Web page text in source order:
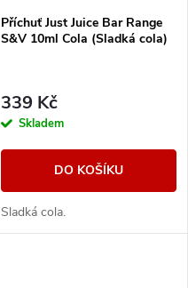
Příchuť Just Juice Bar Range
S&V 10ml Cola (Sladká cola)
339 Kč
Skladem
DO KOŠÍKU
Sladká cola.